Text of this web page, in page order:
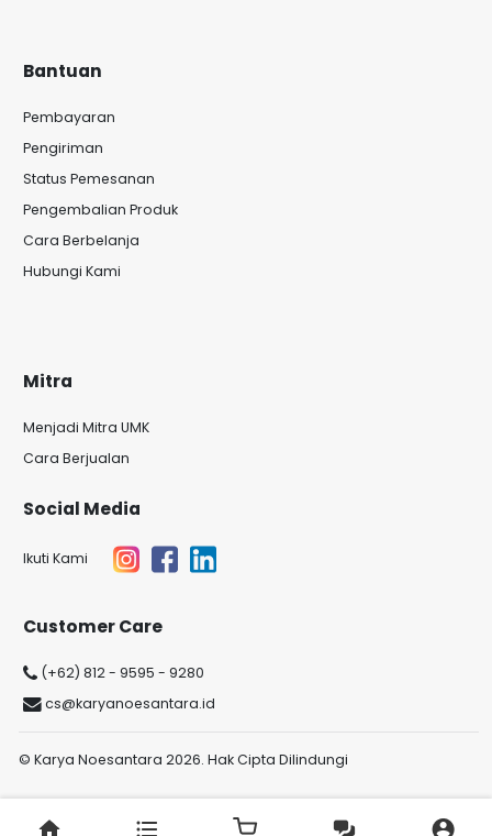
Bantuan
Pembayaran
Pengiriman
Status Pemesanan
Pengembalian Produk
Cara Berbelanja
Hubungi Kami
Mitra
Menjadi Mitra UMK
Cara Berjualan
Social Media
Ikuti Kami
Customer Care
(+62) 812 - 9595 - 9280
cs@karyanoesantara.id
© Karya Noesantara 2026. Hak Cipta Dilindungi